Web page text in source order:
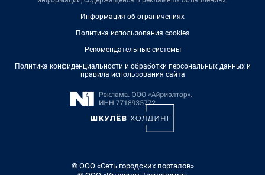
Информация об ограничениях
Политика использования cookies
Рекомендательные системы
Политика конфиденциальности и обработки персональных данных и
правила использования сайта
© ООО «Сеть городских порталов»